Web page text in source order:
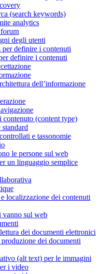
(search keywords)
analytics
degli utenti
per definire i contenuti
definire i contenuti
dell’informazione
(content type)
e tassonomie
le persone sul web
un linguaggio semplice
localizzazione dei contenuti
vanno sul web
dei documenti elettronici
dei documenti
(alt text) per le immagini
i video